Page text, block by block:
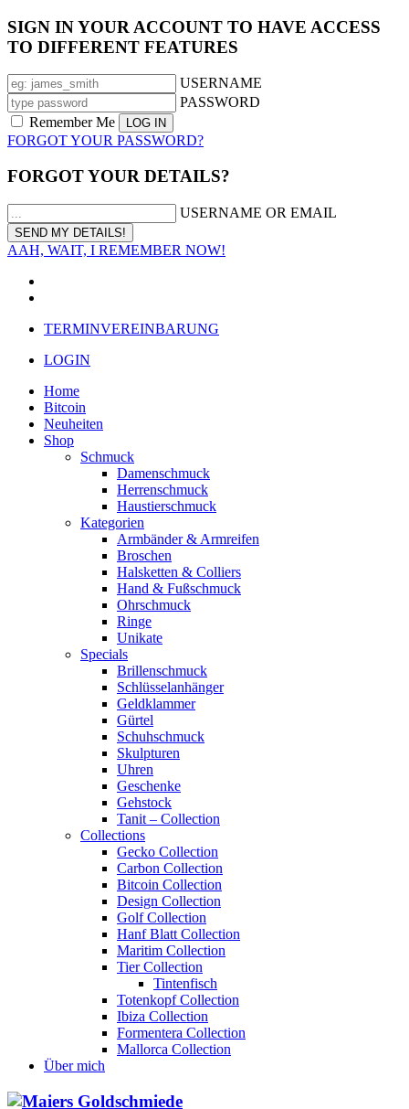
SIGN IN YOUR ACCOUNT TO HAVE ACCESS
TO DIFFERENT FEATURES
USERNAME
PASSWORD
Remember Me
FORGOT YOUR PASSWORD?
FORGOT YOUR DETAILS?
USERNAME OR EMAIL
AAH, WAIT, I REMEMBER NOW!
TERMINVEREINBARUNG
LOGIN
Home
Bitcoin
Neuheiten
Shop
Schmuck
Damenschmuck
Herrenschmuck
Haustierschmuck
Kategorien
Armbänder & Armreifen
Broschen
Halsketten & Colliers
Hand & Fußschmuck
Ohrschmuck
Ringe
Unikate
Specials
Brillenschmuck
Schlüsselanhänger
Geldklammer
Gürtel
Schuhschmuck
Skulpturen
Uhren
Geschenke
Gehstock
Tanit – Collection
Collections
Gecko Collection
Carbon Collection
Bitcoin Collection
Design Collection
Golf Collection
Hanf Blatt Collection
Maritim Collection
Tier Collection
Tintenfisch
Totenkopf Collection
Ibiza Collection
Formentera Collection
Mallorca Collection
Über mich